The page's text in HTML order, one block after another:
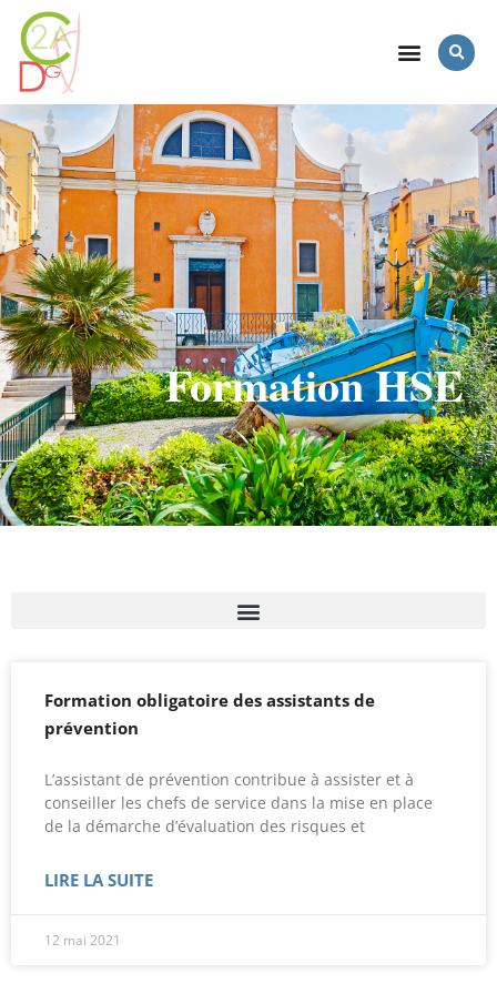
Formation HSE
Formation obligatoire des assistants de
prévention
L’assistant de prévention contribue à assister et à
conseiller les chefs de service dans la mise en place
de la démarche d’évaluation des risques et
LIRE LA SUITE
12 mai 2021